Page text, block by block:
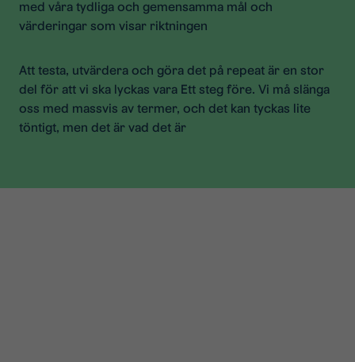
med våra tydliga och gemensamma mål och
värderingar som visar riktningen
Att testa, utvärdera och göra det på repeat är en stor
del för att vi ska lyckas vara Ett steg före. Vi må slänga
oss med massvis av termer, och det kan tyckas lite
töntigt, men det är vad det är